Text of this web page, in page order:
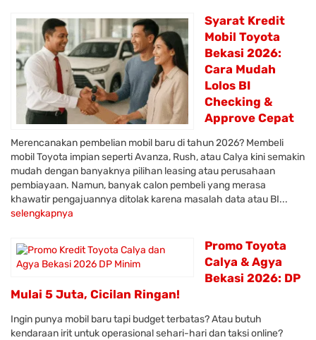
Syarat Kredit
Mobil Toyota
Bekasi 2026:
Cara Mudah
Lolos BI
Checking &
Approve Cepat
Merencanakan pembelian mobil baru di tahun 2026? Membeli
mobil Toyota impian seperti Avanza, Rush, atau Calya kini semakin
mudah dengan banyaknya pilihan leasing atau perusahaan
pembiayaan. Namun, banyak calon pembeli yang merasa
khawatir pengajuannya ditolak karena masalah data atau BI...
selengkapnya
Promo Toyota
Calya & Agya
Bekasi 2026: DP
Mulai 5 Juta, Cicilan Ringan!
Ingin punya mobil baru tapi budget terbatas? Atau butuh
kendaraan irit untuk operasional sehari-hari dan taksi online?